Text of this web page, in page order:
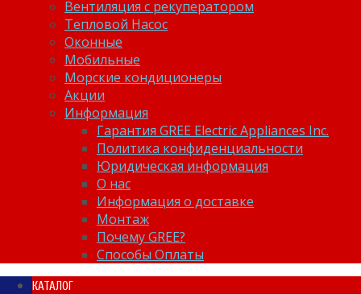
Вентиляция с рекуператором
Тепловой Насос
Оконные
Мобильные
Морские кондиционеры
Акции
Информация
Гарантия GREE Electric Appliances Inc.
Политика конфиденциальности
Юридическая информация
О нас
Информация о доставке
Монтаж
Почему GREE?
Способы Оплаты
КАТАЛОГ